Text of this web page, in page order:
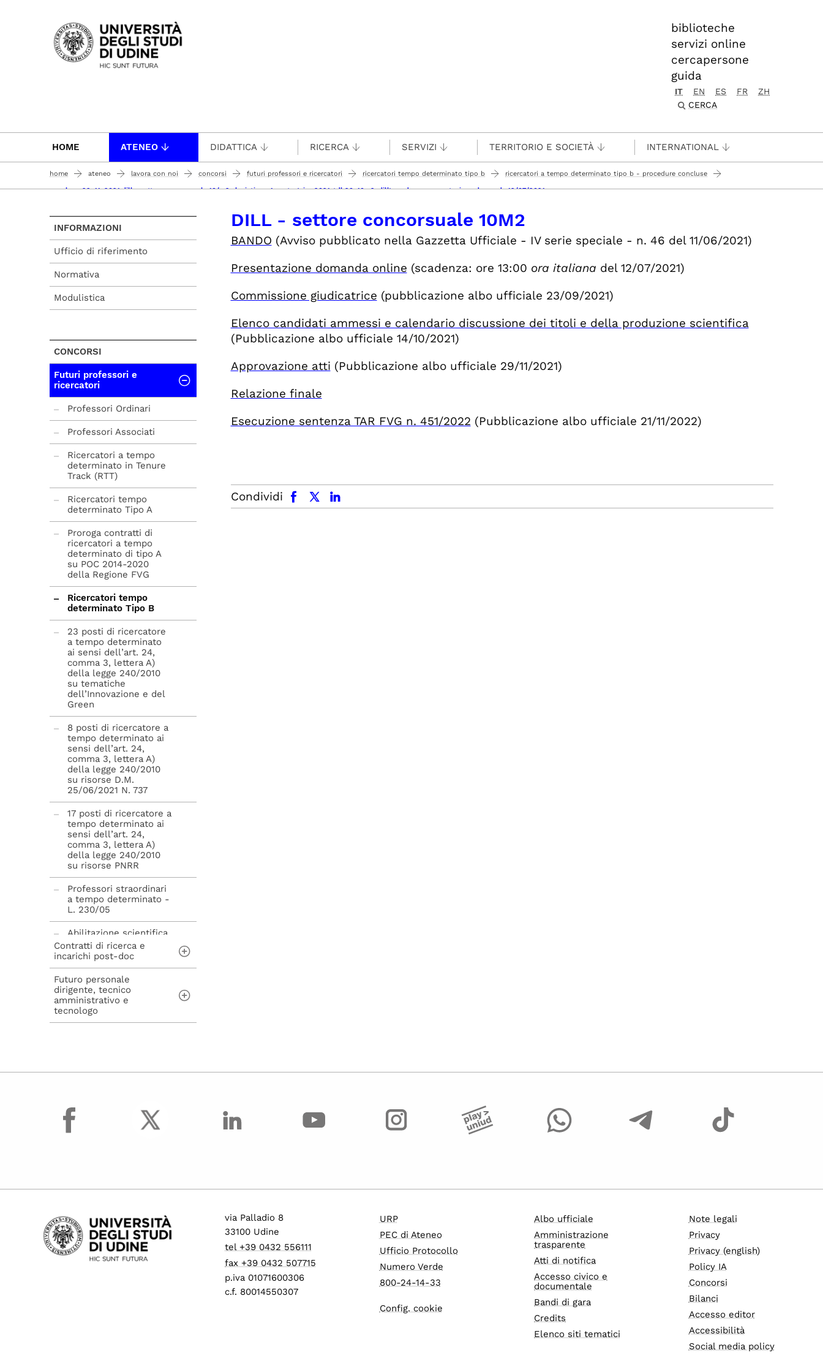
Passa al contenuto principale
biblioteche
servizi online
cercapersone
guida
IT EN ES FR
ZH
CERCA
HOME ATENEO DIDATTICA RICERCA SERVIZI TERRITORIO E SOCIETÀ INTERNATIONAL
home ateneo lavora con noi concorsi futuri professori e ricercatori ricercatori tempo determinato tipo b ricercatori a tempo determinato tipo b - procedure concluse
concluso 29_11_2021 dill - settore concorsuale 10/m2 slavistica - 1 posto (pica 2021rtdb20_10m2_dill) scadenza presentazione domande 12/07/2021
DILL - settore concorsuale 10M2
BANDO (Avviso pubblicato nella Gazzetta Ufficiale - IV serie speciale - n. 46 del 11/06/2021)
Presentazione domanda online (scadenza: ore 13:00 ora italiana del 12/07/2021)
Commissione giudicatrice (pubblicazione albo ufficiale 23/09/2021)
Elenco candidati ammessi e calendario discussione dei titoli e della produzione scientifica
(Pubblicazione albo ufficiale 14/10/2021)
Approvazione atti (Pubblicazione albo ufficiale 29/11/2021)
Relazione finale
Esecuzione sentenza TAR FVG n. 451/2022 (Pubblicazione albo ufficiale 21/11/2022)
Condividi
facebook x.com linkedin
INFORMAZIONI
Ufficio di riferimento
Normativa
Modulistica
CONCORSI
Futuri professori e
ricercatori
Professori Ordinari
Professori Associati
Ricercatori a tempo
determinato in Tenure
Track (RTT)
Ricercatori tempo
determinato Tipo A
Proroga contratti di
ricercatori a tempo
determinato di tipo A
su POC 2014-2020
della Regione FVG
Ricercatori tempo
determinato Tipo B
23 posti di ricercatore
a tempo determinato
ai sensi dell’art. 24,
comma 3, lettera A)
della legge 240/2010
su tematiche
dell’Innovazione e del
Green
8 posti di ricercatore a
tempo determinato ai
sensi dell’art. 24,
comma 3, lettera A)
della legge 240/2010
su risorse D.M.
25/06/2021 N. 737
17 posti di ricercatore a
tempo determinato ai
sensi dell’art. 24,
comma 3, lettera A)
della legge 240/2010
su risorse PNRR
Professori straordinari
a tempo determinato -
L. 230/05
Abilitazione scientifica
nazionale - L. 240/10
Contratti di ricerca e
incarichi post-doc
Contratti di ricerca ai
sensi dell'art. 22 della
Legge n. 240/2010
Incarichi post-doc ai
Futuro personale
dirigente, tecnico
amministrativo e
tecnologo
Dirigente, Tecnologo e
Procedure di mobilità
per personale tecnico
amministrativo
esperti linguistici
Assunzioni Tecnologi
tempo determinato
facebook
via Palladio 8
33100 Udine
tel +39 0432 556111
fax +39 0432 507715
p.iva 01071600306
c.f. 80014550307
URP
PEC di Ateneo
Ufficio Protocollo
Numero Verde
800-24-14-33
Config. cookie
Albo ufficiale
Amministrazione
trasparente
Atti di notifica
Accesso civico e
documentale
Bandi di gara
Credits
Elenco siti tematici
Note legali
Privacy
Privacy (english)
Policy IA
Concorsi
Bilanci
Accesso editor
Accessibilità
Social media policy